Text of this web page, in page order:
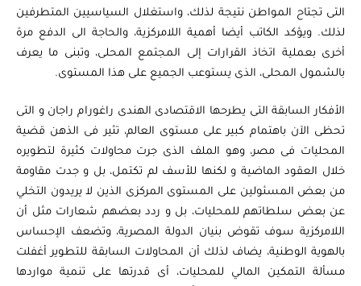
التى تجتاح المواطن نتيجة لذلك، واستغلال السياسيين المتطرفين
لذلك. ويؤكد الكاتب أيضا أهمية اللامركزية، والحاجة الى الدفع مرة
أخرى بعملية اتخاذ القرارات إلى المجتمع المحلى، وتبنى ما يعرف
بالشمول المحلى، الذى يستوعب الجميع على هذا المستوى.
الأفكار السابقة التى يطرحها الاقتصادى الهندى راغورام راجان و التى
تحظى الآن باهتمام كبير على مستوى العالم، تثير فى الذهن قضية
المحليات فى مصر، وهو الملف الذى جرت محاولات كثيرة لتطويره
خلال العقود الماضية و لكنها للأسف لم تكتمل، بل و جدت مقاومة
من بعض المسئولين على المستوى المركزى الذين لا يريدون التخلي
عن بعض سلطاتهم للمحليات، بل و ردد بعضهم شعارات مثل أن
اللامركزية سوف تقوض بنيان الدولة المصرية، وتضعف الإحساس
بالهوية الوطنية، يضاف لذلك أن المحاولات السابقة للتطوير أغفلت
مسألة التمكين المالي للمحليات، أى قدرتها على تنمية مواردها